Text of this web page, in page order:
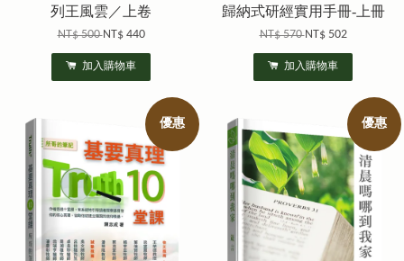
列王風雲／上卷
NT$ 500NT$ 440
加入購物車
歸納式研經實用手冊-上冊
NT$ 570NT$ 502
加入購物車
優惠 優惠